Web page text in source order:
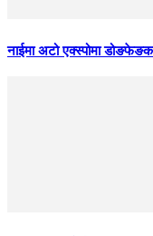
नाईमा अटो एक्स्पोमा